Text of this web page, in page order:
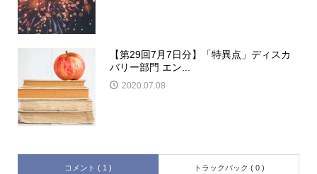
【第29回7月7日分】「特異点」ディスカ
バリー部門 エン...
2020.07.08
コメント ( 1 ) トラックバック ( 0 )